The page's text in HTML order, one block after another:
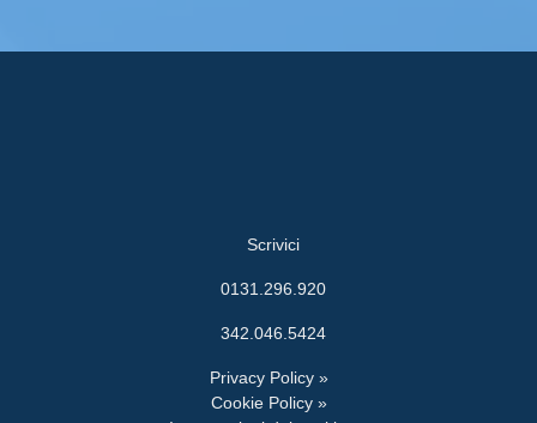
Scrivici
0131.296.920
342.046.5424
Privacy Policy »
Cookie Policy »